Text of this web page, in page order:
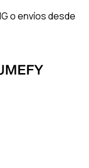
o envíos desde